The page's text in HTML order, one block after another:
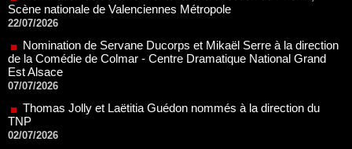
de la Comédie de Colmar - Centre Dramatique National Grand
Est Alsace
Thomas Jolly et Laëtitia Guédon nommés à la direction du
TNP
02/07/2026
Fonds SACD Théâtre : les lauréats 2026
23/06/2026
Dispositif ARTCENA Écrire pour le cirque, les lauréats 2026 !